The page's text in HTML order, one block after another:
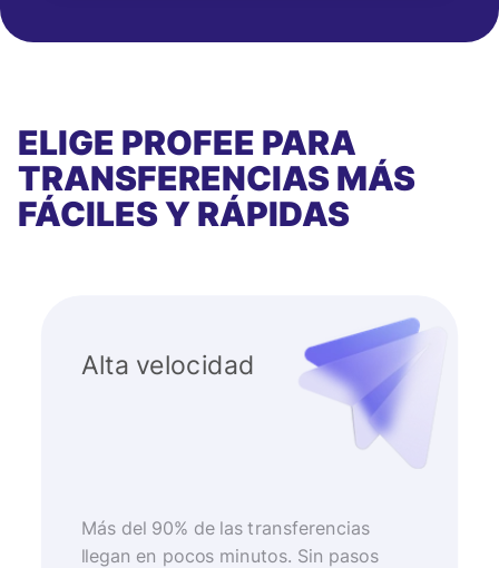
ELIGE PROFEE PARA
TRANSFERENCIAS MÁS
FÁCILES Y RÁPIDAS
Alta velocidad
Más del 90% de las transferencias
llegan en pocos minutos. Sin pasos